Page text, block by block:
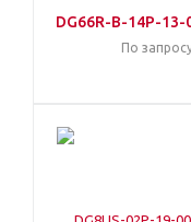
DG66R-B-14P-13-
По